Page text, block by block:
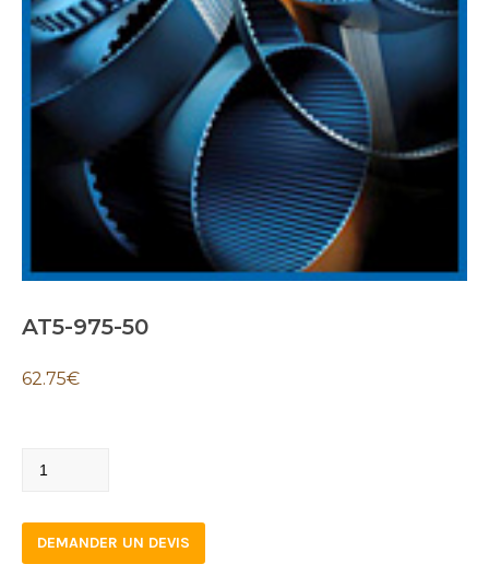
AT5-975-50
62.75€
AT5-
50
quantity
DEMANDER UN DEVIS